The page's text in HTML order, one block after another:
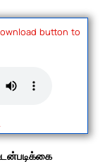
button to
.